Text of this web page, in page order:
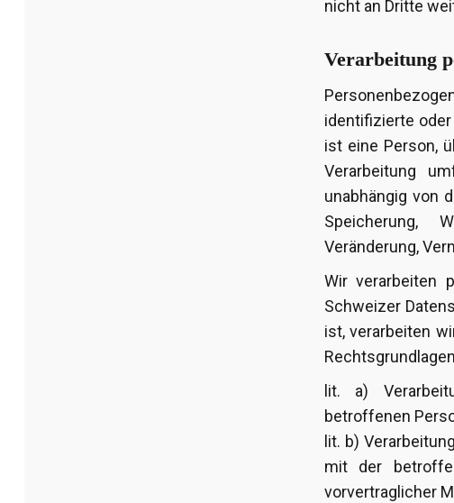
nicht an Dritte
Verarbeitung
identifizierte
ist eine Person,
Verarbeitung
unabhängig von
Speicherung,
Veränderung,
Wir verarbeiten
Schweizer
ist, verarbeiten
lit. a)
betroffenen
lit. b)
mit der
vorvertraglicher